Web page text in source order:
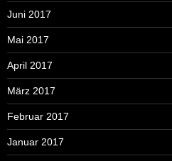
Juni 2017
Mai 2017
April 2017
März 2017
Februar 2017
Januar 2017